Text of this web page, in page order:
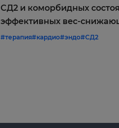
СД2 и коморбидных
эффективных вес-
#терапия#кардио#эндо#СД2